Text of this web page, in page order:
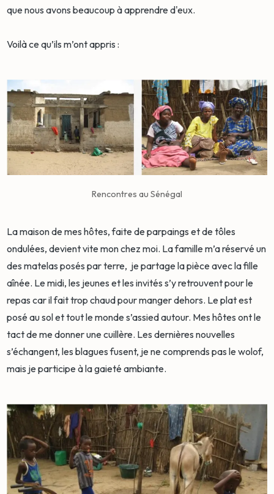
que nous avons beaucoup à apprendre d'eux.
Voilà ce qu’ils m’ont appris :
Rencontres au Sénégal
La maison de mes hôtes, faite de parpaings et de tôles
ondulées, devient vite mon chez moi. La famille m’a réservé un
des matelas posés par terre, je partage la pièce avec la fille
aînée. Le midi, les jeunes et les invités s’y retrouvent pour le
repas car il fait trop chaud pour manger dehors. Le plat est
posé au sol et tout le monde s’assied autour. Mes hôtes ont le
tact de me donner une cuillère. Les dernières nouvelles
s’échangent, les blagues fusent, je ne comprends pas le wolof,
mais je participe à la gaieté ambiante.